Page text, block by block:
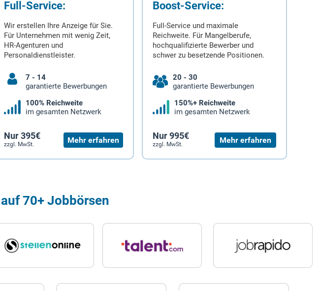
Full-Service:
Wir erstellen Ihre Anzeige für Sie.
Für Unternehmen mit wenig Zeit,
HR-Agenturen und
Personaldienstleister.
7 - 14
garantierte Bewerbungen
100% Reichweite
im gesamten Netzwerk
Nur 395€
zzgl. MwSt. Mehr erfahren
Boost-Service:
Full-Service und maximale
Reichweite. Für Mangelberufe,
hochqualifizierte Bewerber und
schwer zu besetzende Positionen.
20 - 30
garantierte Bewerbungen
150%+ Reichweite
im gesamten Netzwerk
Nur 995€
zzgl. MwSt. Mehr erfahren
70+ Jobbörsen